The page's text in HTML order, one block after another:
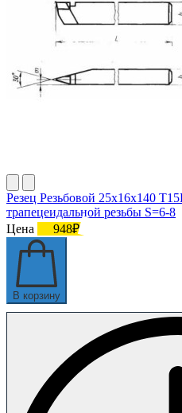
Резец Резьбовой 25х16х140
трапецеидальной резьбы S=6-8
Цена
948₽
В корзину